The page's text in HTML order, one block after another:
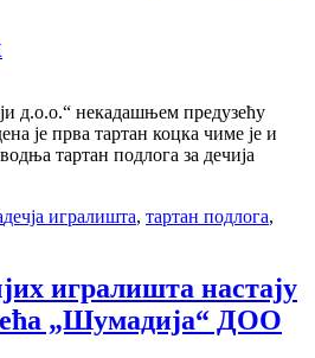
д.о.о.“ некадашњем предузећу
је прва тартан коцка чиме је и
тартан подлога за дечија
дечја игралишта, тартан подлога,
игралишта настају
„Шумадија“ ДОО